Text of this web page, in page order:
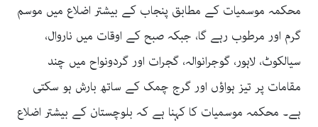
محکمہ موسمیات کے مطابق پنجاب کے بیشتر اضلاع میں موسم
گرم اور مرطوب رہے گا، جبکہ صبح کے اوقات میں ناروال،
سیالکوٹ، لاہور، گوجرانوالہ، گجرات اور گردونواح میں چند
مقامات پر تیز ہواؤں اور گرج چمک کے ساتھ بارش ہو سکتی
ہے۔ محکمہ موسمیات کا کہنا ہے کہ بلوچستان کے بیشتر اضلاع